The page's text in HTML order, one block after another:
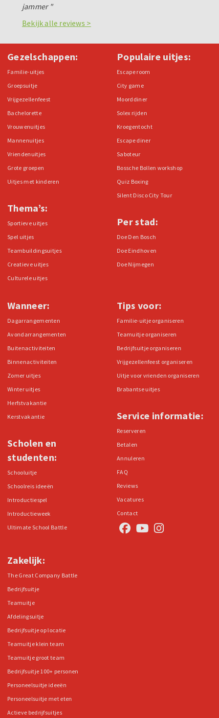
jammer "
Bekijk alle reviews >
Gezelschappen:
Familie-uitjes
Groepsuitje
Vrijgezellenfeest
Bachelorette
Vrouwenuitjes
Mannenuitjes
Vriendenuitjes
Grote groepen
Uitjes met kinderen
Thema’s:
Sportieve uitjes
Spel uitjes
Teambuildingsuitjes
Creatieve uitjes
Culturele uitjes
Populaire uitjes:
Escape room
City game
Moorddiner
Solex rijden
Kroegentocht
Escape diner
Saboteur
Bossche Bollen workshop
Quiz Boxing
Silent Disco City Tour
Per stad:
Doe Den Bosch
Doe Eindhoven
Doe Nijmegen
Wanneer:
Dagarrangementen
Avondarrangementen
Buitenactiviteiten
Binnenactiviteiten
Zomer uitjes
Winter uitjes
Herfstvakantie
Kerstvakantie
Scholen en
studenten:
Schooluitje
Schoolreis ideeën
Introductiespel
Introductieweek
Ultimate School Battle
Tips voor:
Familie-uitje organiseren
Teamuitje organiseren
Bedrijfsuitje organiseren
Vrijgezellenfeest organiseren
Uitje voor vrienden organiseren
Brabantse uitjes
Service informatie:
Reserveren
Betalen
Annuleren
FAQ
Reviews
Vacatures
Contact
Zakelijk:
The Great Company Battle
Bedrijfsuitje
Teamuitje
Afdelingsuitje
Bedrijfsuitje op locatie
Teamuitje klein team
Teamuitje groot team
Bedrijfsuitje 100+ personen
Personeelsuitje ideeën
Personeelsuitje met eten
Actieve bedrijfsuitjes